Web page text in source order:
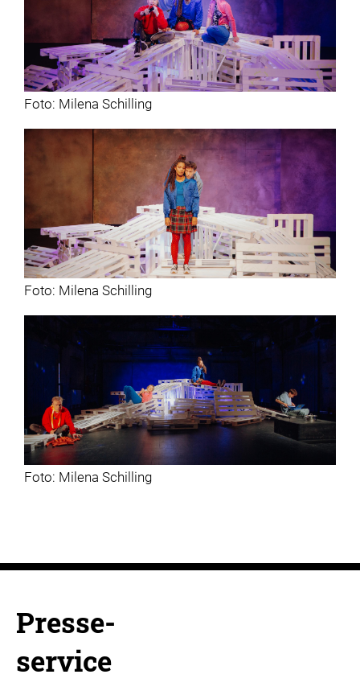
Foto: Milena Schilling
Foto: Milena Schilling
Foto: Milena Schilling
Presse-
service